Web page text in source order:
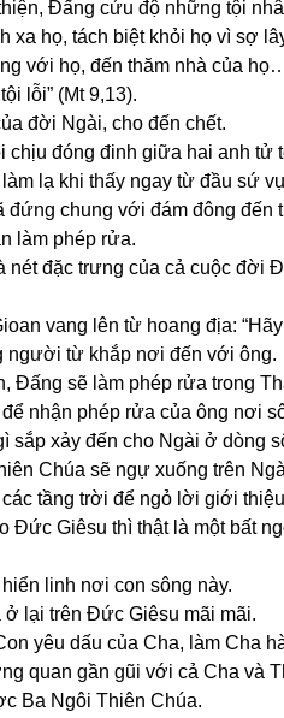
Đấng cứu độ những tội
xa họ, tách biệt khỏi họ vì sợ
với họ, đến thăm nhà của
lỗi” (Mt 9,13).
đời Ngài, cho đến chết.
chịu đóng đinh giữa hai anh tử
lạ khi thấy ngay từ đầu sứ
chung với đám đông đến
làm phép rửa.
nét đặc trưng của cả cuộc đời
vang lên từ hoang địa: “Hãy
người từ khắp nơi đến với ông.
Đấng sẽ làm phép rửa trong
nhận phép rửa của ông nơi
sắp xảy đến cho Ngài ở dòng
Chúa sẽ ngự xuống trên
tầng trời để ngỏ lời giới
Đức Giêsu thì thật là một bất
linh nơi con sông này.
lại trên Đức Giêsu mãi mãi.
yêu dấu của Cha, làm Cha
quan gần gũi với cả Cha và
Ba Ngôi Thiên Chúa.